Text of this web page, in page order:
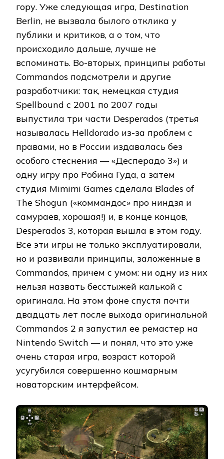
гору. Уже следующая игра, Destination
Berlin, не вызвала былого отклика у
публики и критиков, а о том, что
происходило дальше, лучше не
вспоминать. Во-вторых, принципы работы
Commandos подсмотрели и другие
разработчики: так, немецкая студия
Spellbound с 2001 по 2007 годы
выпустила три части Desperados (третья
называлась Helldorado из-за проблем с
правами, но в России издавалась без
особого стеснения — «Десперадо 3») и
одну игру про Робина Гуда, а затем
студия Mimimi Games сделала Blades of
The Shogun («коммандос» про ниндзя и
самураев, хорошая!) и, в конце концов,
Desperados 3, которая вышла в этом году.
Все эти игры не только эксплуатировали,
но и развивали принципы, заложенные в
Commandos, причем с умом: ни одну из них
нельзя назвать бесстыжей калькой с
оригинала. На этом фоне спустя почти
двадцать лет после выхода оригинальной
Commandos 2 я запустил ее ремастер на
Nintendo Switch — и понял, что это уже
очень старая игра, возраст которой
усугубился совершенно кошмарным
новаторским интерфейсом.